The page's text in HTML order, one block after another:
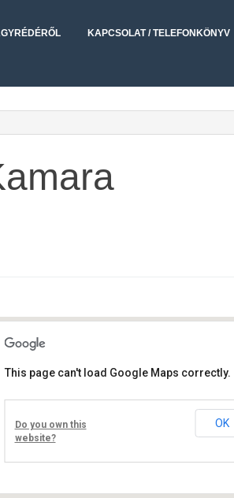
KAPCSOLAT / TELEFONKÖNYV
Művelődési ház
Fő út 8 - Nagyréde
Események
This page can't load Google Maps correctly.
Do you own this
website?
OK